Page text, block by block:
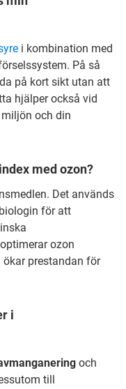
i kombination med
På så
på kort sikt utan att
hjälper också vid
och din
med ozon?
Det används
för att
ozon
ökar prestandan för
i
och
till